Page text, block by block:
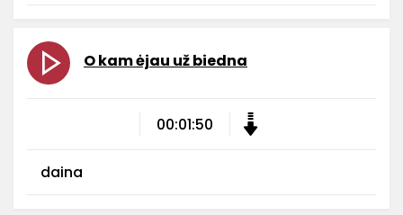
O kam ėjau už biedna
00:01:50
daina